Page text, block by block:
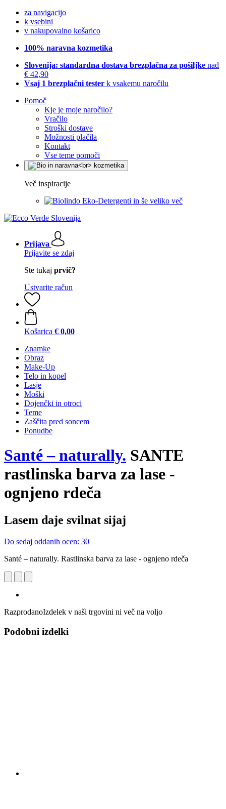
za navigacijo
k vsebini
v nakupovalno košarico
100% naravna kozmetika
Slovenija: standardna dostava brezplačna za pošiljke nad
€ 42,90
Vsaj 1 brezplačni tester k vsakemu naročilu
Pomoč
Kje je moje naročilo?
Vračilo
Stroški dostave
Možnosti plačila
Kontakt
Vse teme pomoči
Več inspiracije
Eko-Detergenti in še veliko več
Prijava
Prijavite se zdaj
Ste tukaj prvič?
Ustvarite račun
Košarica € 0,00
Znamke
Obraz
Make-Up
Telo in kopel
Lasje
Moški
Dojenčki in otroci
Teme
Zaščita pred soncem
Ponudbe
Santé – naturally. SANTE
rastlinska barva za lase -
ognjeno rdeča
Lasem daje svilnat sijaj
Do sedaj oddanih ocen: 30
Santé – naturally. Rastlinska barva za lase - ognjeno rdeča
RazprodanoIzdelek v naši trgovini ni več na voljo
Podobni izdelki